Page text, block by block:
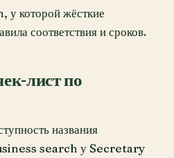
которой жёсткие
соответствия и сроков.
лист по
названия
search у Secretary